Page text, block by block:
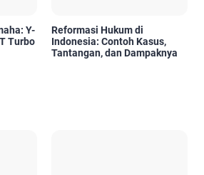
Y-
Turbo
Reformasi Hukum di
Indonesia: Contoh Kasus,
Tantangan, dan Dampaknya